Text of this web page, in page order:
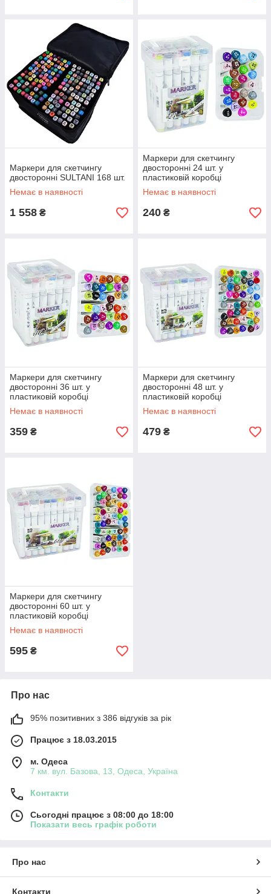
Маркери для скетчингу
двосторонні SULTANI 168 шт.
Немає в наявності
1 558 ₴
Маркери для скетчингу
двосторонні 24 шт. у
пластиковій коробці
Немає в наявності
240 ₴
Маркери для скетчингу
двосторонні 36 шт. у
пластиковій коробці
Немає в наявності
359 ₴
Маркери для скетчингу
двосторонні 48 шт. у
пластиковій коробці
Немає в наявності
479 ₴
Маркери для скетчингу
двосторонні 60 шт. у
пластиковій коробці
Немає в наявності
595 ₴
Про нас
95% позитивних з 386 відгуків за рік
Працює з 18.03.2015
м. Одеса
7 км. вул. Базова, 13, Одеса, Україна
Контакти
Сьогодні працює з 08:00 до 18:00
Показати весь графік роботи
Про нас
Контакти